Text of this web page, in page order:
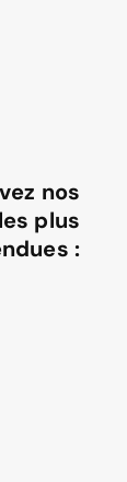
nos
plus
: